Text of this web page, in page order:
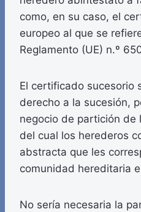
como, en su caso, el
europeo al que se
Reglamento (UE) n.º
El certificado sucesorio
derecho a la sucesión,
negocio de partición de
del cual los herederos
abstracta que les
comunidad hereditaria
No sería necesaria la